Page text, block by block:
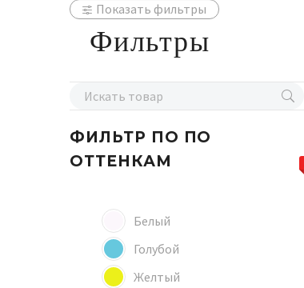
Показать фильтры
Фильтры
ФИЛЬТР ПО ПО
ОТТЕНКАМ
Белый
Голубой
Желтый